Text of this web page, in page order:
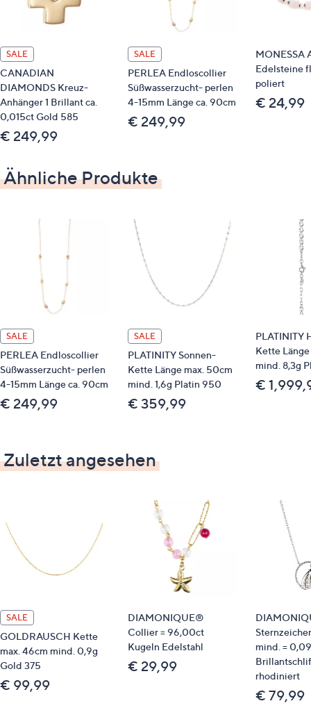
SALE
CANADIAN
DIAMONDS Kreuz-
Anhänger 1 Brillant ca.
0,015ct Gold 585
€ 249,99
SALE
PERLEA Endloscollier
Süßwasserzucht- perlen
4-15mm Länge ca. 90cm
€ 249,99
MONESSA
Edelsteine
poliert
€ 24,99
Ähnliche Produkte
SALE
PERLEA Endloscollier
Süßwasserzucht- perlen
4-15mm Länge ca. 90cm
€ 249,99
SALE
PLATINITY Sonnen-
Kette Länge max. 50cm
mind. 1,6g Platin 950
€ 359,99
PLATINITY
Kette Länge
mind. 8,3g
€
Zuletzt angesehen
SALE
GOLDRAUSCH Kette
max. 46cm mind. 0,9g
Gold 375
€ 99,99
DIAMONIQUE®
Collier = 96,00ct
Kugeln Edelstahl
€ 29,99
mind. =
rhodiniert
€ 79,99